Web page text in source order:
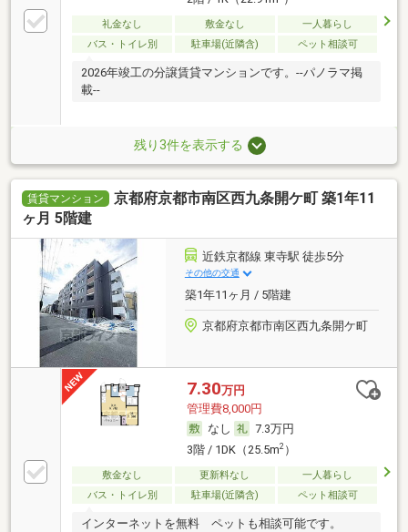
礼金なし 敷金なし
一人暮らし
バス・トイレ別
駐車場(近隣含) ペット相談可
2026年竣工の分譲賃貸マンションです。--パノラマ掲
載--
残り3件を表示する
賃貸マンション
京都府京都市南区西九条開ケ町 築1年11
ヶ月 5階建
近鉄京都線 東寺駅 徒歩5分
その他の交通
築1年11ヶ月 / 5階建
京都府京都市南区西九条開ケ町
7.30万円
管理費8,000円
なし
7.3万円
3階 / 1DK（25.5m2）
敷金なし 更新料なし
一人暮らし
バス・トイレ別
駐車場(近隣含) ペット相談可
インターネットを無料 ペットも相談可能です。